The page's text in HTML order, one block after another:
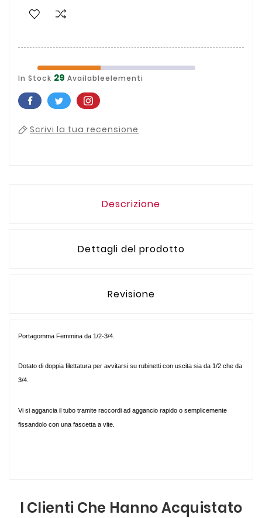
In Stock 29 Availableelementi
Scrivi la tua recensione
Descrizione
Dettagli del prodotto
Revisione
Portagomma Femmina da 1/2-3/4.
Dotato di doppia filettatura per avvitarsi su rubinetti con uscita sia da 1/2 che da
3/4.
Vi si aggancia il tubo tramite raccordi ad aggancio rapido o semplicemente
fissandolo con una fascetta a vite.
I Clienti Che Hanno Acquistato